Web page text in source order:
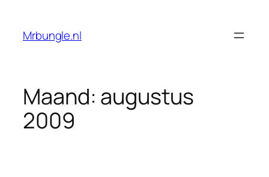
Mrbungle.nl
Maand: augustus
2009